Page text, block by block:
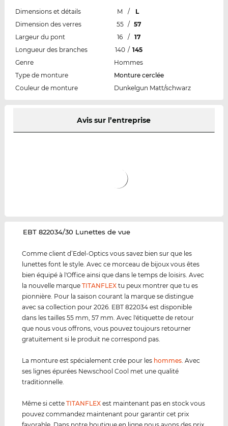
Dimensions et détails M /
L
Dimension des verres
55 / 57
Largeur du pont
16 /
17
Longueur des branches
140 / 145
Genre
Hommes
Type de monture
Monture cerclée
Couleur de monture
Dunkelgun Matt/schwarz
Avis sur l’entreprise
‌EBT 822034/30 Lunettes de vue
Comme client d’Edel-Optics vous savez bien sur que les
lunettes font le style. Avec ce morceau de bijoux vous êtes
bien équipé à l'Office ainsi que dans le temps de loisirs. Avec
la nouvelle marqueTITANFLEX tu peux montrer que tu es
pionnière. Pour la saison courant la marque se distingue
avec sa collection pour 2026. EBT 822034 est disponible
dans les tailles 55 mm, 57 mm. Avec l'étiquette de retour
que nous vous offrons, vous pouvez toujours retourner
gratuitement si le produit ne correspond pas.
La monture est spécialement crée pour les hommes . Avec
ses lignes épurées Newschool Cool met une qualité
traditionnelle.
Même si cetteTITANFLEX est maintenant pas en stock vous
pouvez commandez maintenant pour garantir cet prix